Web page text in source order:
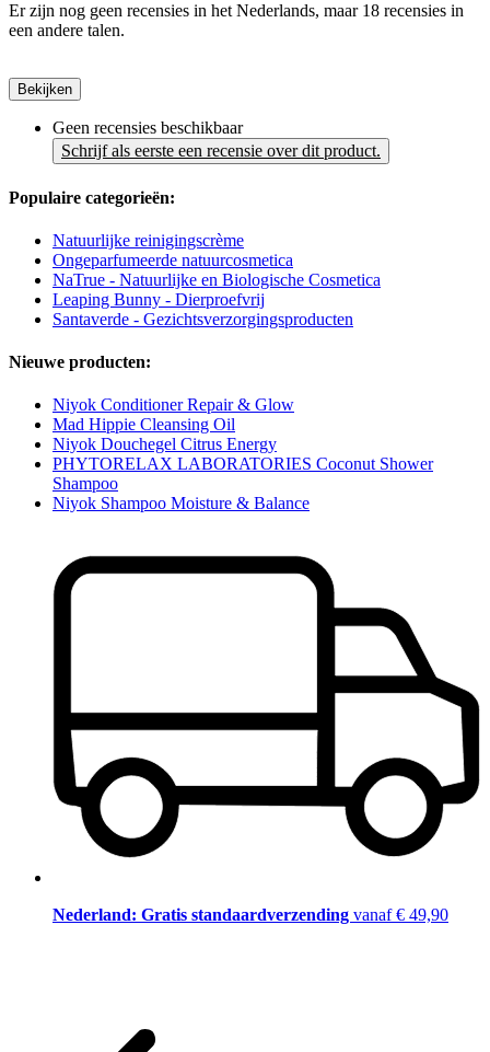
Er zijn nog geen recensies in het Nederlands, maar 18 recensies in
een andere talen.
Bekijken
Geen recensies beschikbaar
Schrijf als eerste een recensie over dit product.
Populaire categorieën:
Natuurlijke reinigingscrème
Ongeparfumeerde natuurcosmetica
NaTrue - Natuurlijke en Biologische Cosmetica
Leaping Bunny - Dierproefvrij
Santaverde - Gezichtsverzorgingsproducten
Nieuwe producten:
Niyok Conditioner Repair & Glow
Mad Hippie Cleansing Oil
Niyok Douchegel Citrus Energy
PHYTORELAX LABORATORIES Coconut Shower
Shampoo
Niyok Shampoo Moisture & Balance
Nederland: Gratis standaardverzending vanaf € 49,90